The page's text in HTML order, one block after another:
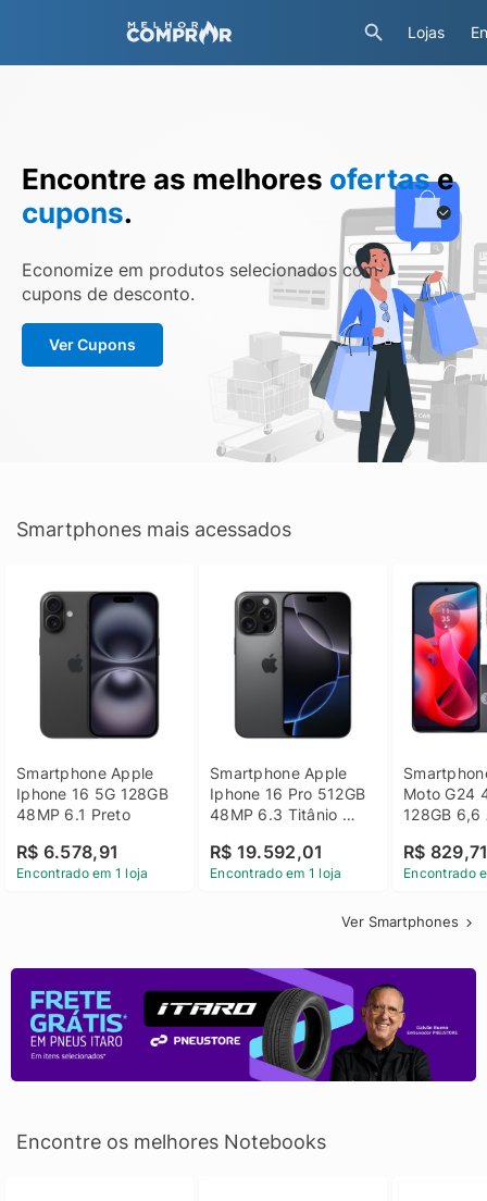
Lojas
Encontre as melhores ofertase
cupons.
Economize em produtos selecionados com
cupons de desconto.
Ver Cupons
Smartphones mais acessados
Smartphone Apple
Iphone 16 5G 128GB
48MP 6.1 Preto
R$ 6.578,91
Encontrado em 1 loja
Smartphone Apple
Iphone 16 Pro 512GB
48MP 6.3 Titânio
R$ 19.592,01
Encontrado em 1 loja
Moto G24
128GB 6,6
R$
Encontrado
Ver Smartphones
Encontre os melhores Notebooks